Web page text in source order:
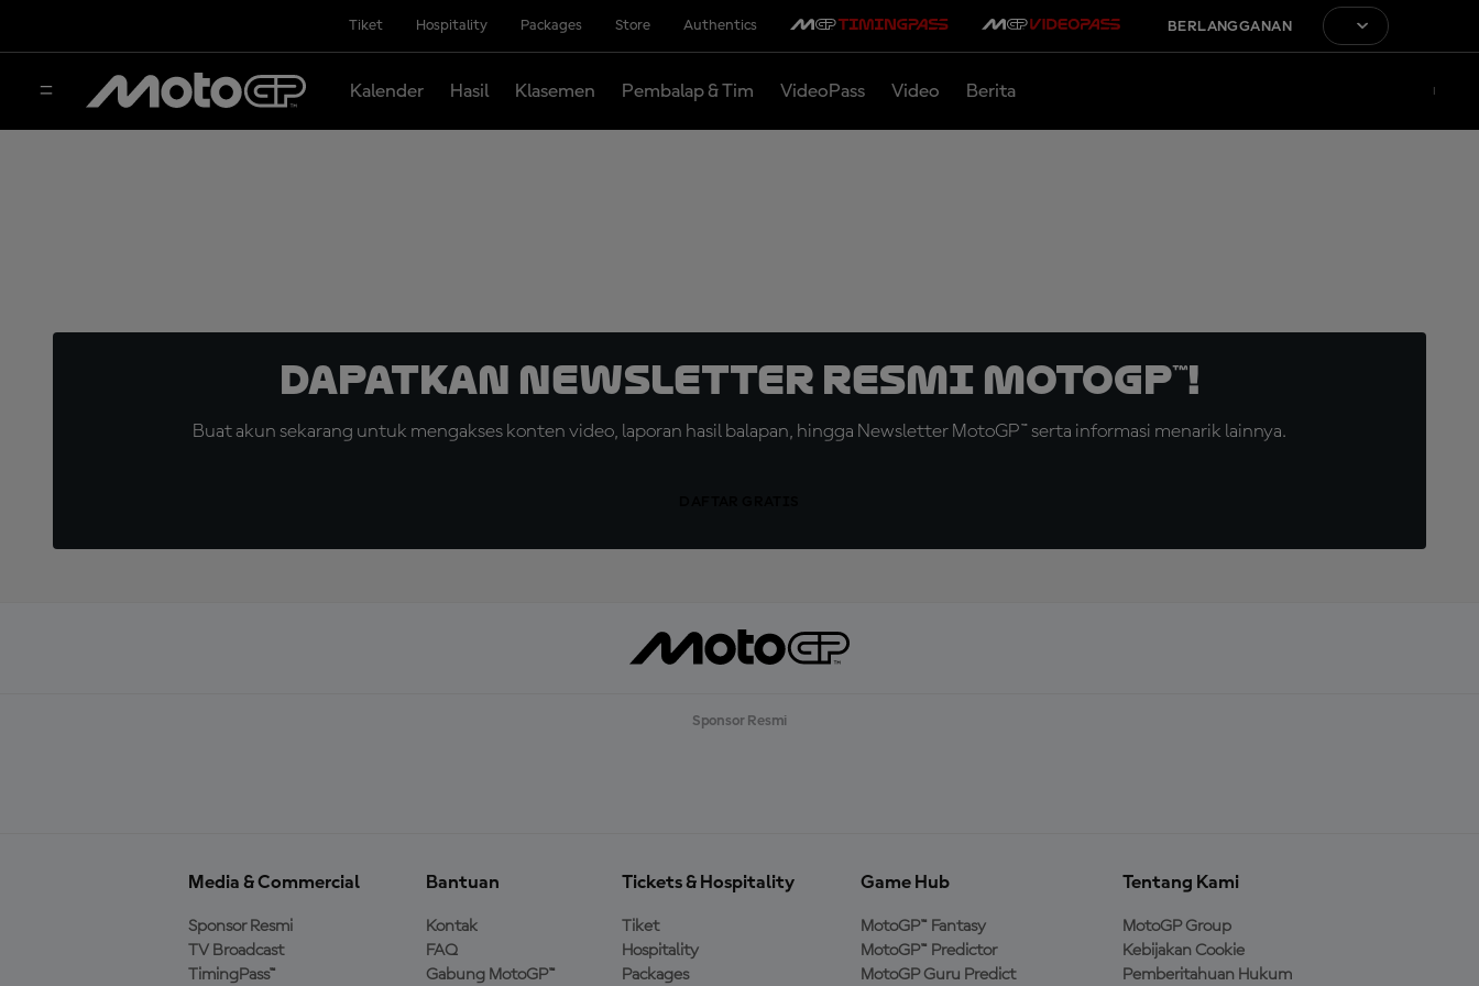
Tiket Hospitality Packages Store Authentics BERLANGGANAN
Kalender Hasil Klasemen Pembalap & Tim VideoPass Video Berita
Dapatkan Newsletter Resmi MotoGP™!
Buat akun sekarang untuk mengakses konten video, laporan hasil balapan, hingga Newsletter MotoGP™ serta informasi menarik lainnya.
Sponsor Resmi
Media & Commercial
Sponsor Resmi
TV Broadcast
TimingPass™
Bantuan
Kontak
FAQ
Gabung MotoGP™
Tickets & Hospitality
Tiket
Hospitality
Packages
Game Hub
MotoGP™ Fantasy
MotoGP™ Predictor
MotoGP Guru Predict
Tentang Kami
MotoGP Group
Kebijakan Cookie
Pemberitahuan Hukum